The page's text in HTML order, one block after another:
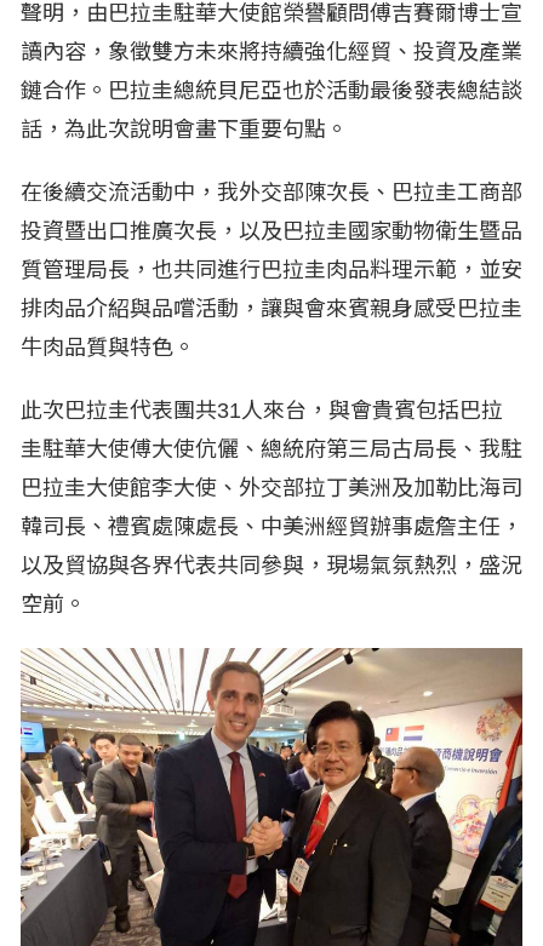
聲明，由巴拉圭駐華大使館榮譽顧問傅吉賽爾博士宣
讀內容，象徵雙方未來將持續強化經貿、投資及產業
鏈合作。巴拉圭總統貝尼亞也於活動最後發表總結談
話，為此次說明會畫下重要句點。
在後續交流活動中，我外交部陳次長、巴拉圭工商部
投資暨出口推廣次長，以及巴拉圭國家動物衛生暨品
質管理局長，也共同進行巴拉圭肉品料理示範，並安
排肉品介紹與品嚐活動，讓與會來賓親身感受巴拉圭
牛肉品質與特色。
此次巴拉圭代表團共31人來台，與會貴賓包括巴拉
圭駐華大使傅大使伉儷、總統府第三局古局長、我駐
巴拉圭大使館李大使、外交部拉丁美洲及加勒比海司
韓司長、禮賓處陳處長、中美洲經貿辦事處詹主任，
以及貿協與各界代表共同參與，現場氣氛熱烈，盛況
空前。